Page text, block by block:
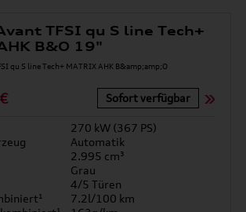
TFSI qu S line Tech+
B&O 19"
Sofort verfügbar
270 kW (367 PS)
Automatik
2.995 cm³
Grau
4/5 Türen
7.2l/100 km